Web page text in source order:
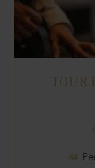
TOUR